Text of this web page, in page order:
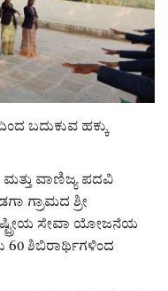
ಬದುಕುವ ಹಕ್ಕು
ವಾಣಿಜ್ಯ ಪದವಿ
ಗ್ರಾಮದ ಶ್ರೀ
ಸೇವಾ ಯೋಜನೆಯ
60 ಶಿಬಿರಾರ್ಥಿಗಳಿಂದ